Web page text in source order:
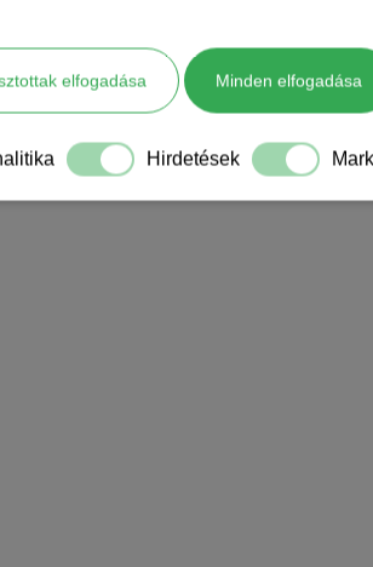
elfogadása Minden elfogadása
Hirdetések